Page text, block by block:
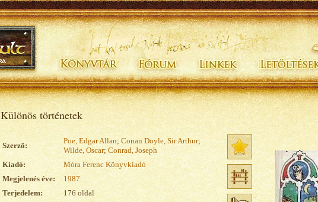
Különös történetek
Szerző:
Poe, Edgar Allan; Conan Doyle, Sir Arthur;
Wilde, Oscar; Conrad, Joseph
Kiadó:
Móra Ferenc Könyvkiadó
Megjelenés éve:
1987
Terjedelem:
176 oldal